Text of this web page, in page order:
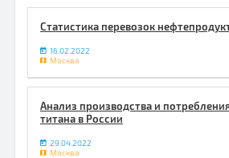
Статистика перевозок
16.02.2022
Москва
Анализ производства и
титана в России
29.04.2022
Москва